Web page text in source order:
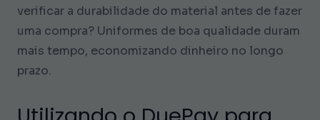
verificar a durabilidade do material antes de fazer
uma compra? Uniformes de boa qualidade duram
mais tempo, economizando dinheiro no longo
prazo.